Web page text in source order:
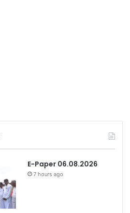
E-Paper 06.08.2026
7 hours ago